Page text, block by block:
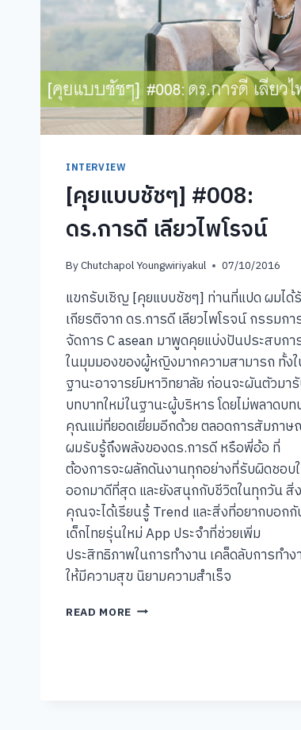
INTERVIEW
[คุยแบบชัชๆ] #008:
ดร.การดี เลียวไพโรจน์
ByChutchapol Youngwiriyakul 07/10/2016
แขกรับเชิญ [คุยแบบชัชๆ] ท่านที่แปด ผมได้
เกียรติจาก ดร.การดี เลียวไพโรจน์ กรรมก
จัดการ C asean มาพูดคุยแบ่งปันประสบก
ในมุมมองของผู้หญิงมากความสามารถ ทั้ง
ฐานะอาจารย์มหาวิทยาลัย ก่อนจะผันตัวมา
บทบาทใหม่ในฐานะผู้บริหาร โดยไม่พลาดบท
คุณแม่ที่ยอดเยี่ยมอีกด้วย ตลอดการสัมภา
ผมรับรู้ถึงพลังของดร.การดี หรือพี่อ้อ ที่
ต้องการจะผลักดันงานทุกอย่างที่รับผิดชอบ
ออกมาดีที่สุด และยังสนุกกับชีวิตในทุกวัน สิ่
คุณจะได้เรียนรู้ Trend และสิ่งที่อยากบอกกั
เด็กไทยรุ่นใหม่ App ประจำที่ช่วยเพิ่ม
ประสิทธิภาพในการทำงาน เคล็ดลับการทำง
ให้มีความสุข นิยามความสำเร็จ
READ MORE [คุย